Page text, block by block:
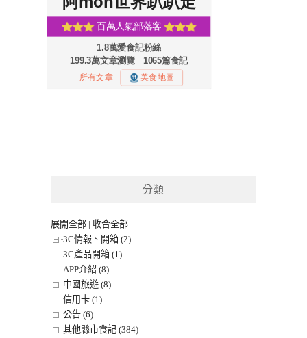
分類
展開全部 | 收合全部
3C情報、開箱 (2)
3C產品開箱 (1)
APP介紹 (8)
中國旅遊 (8)
信用卡 (1)
公告 (6)
其他縣市食記 (384)